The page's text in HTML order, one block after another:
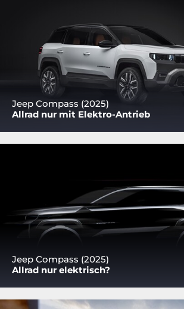
Jeep Compass (2025)
Allrad nur mit Elektro-Antrieb
Jeep Compass (2025)
Allrad nur elektrisch?